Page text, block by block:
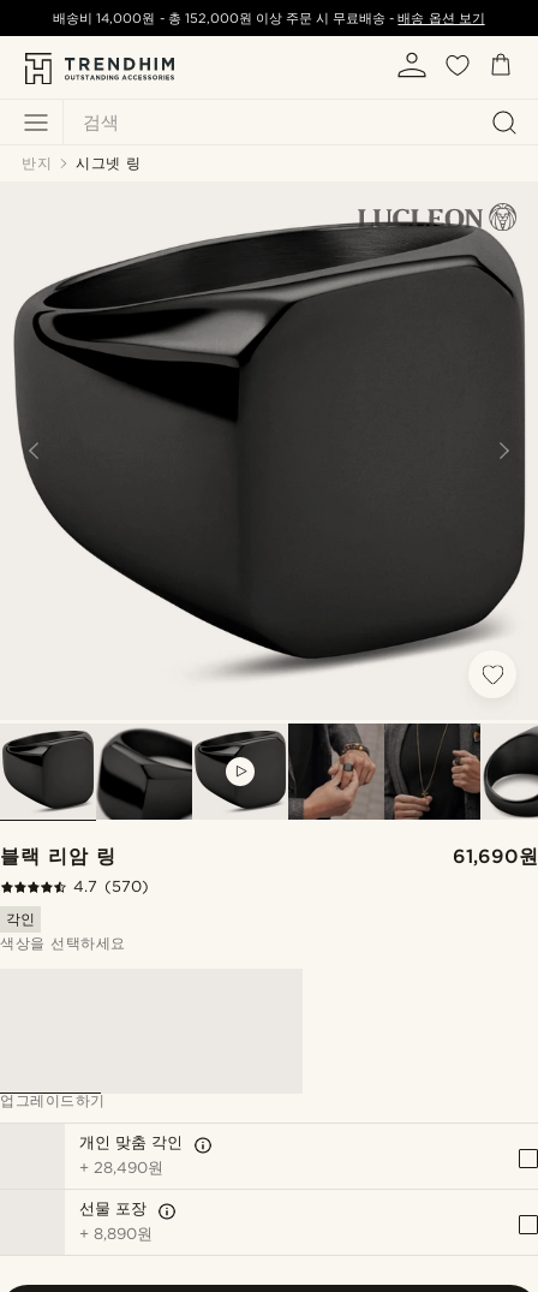
검색
배송비14,000원 - 총 152,000원 이상 주문 시 무료배송 -배송 옵션 보기
반지 시그넷 링
블랙 리암 링 61,690원
4.7 (570)
각인
색상을 선택하세요
업그레이드하기
개인 맞춤 각인
+28,490원
선물 포장
+8,890원